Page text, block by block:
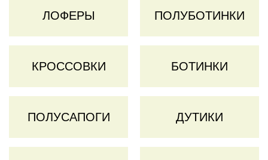
ЛОФЕРЫ ПОЛУБОТИНКИ
КРОССОВКИ БОТИНКИ
ПОЛУСАПОГИ ДУТИКИ